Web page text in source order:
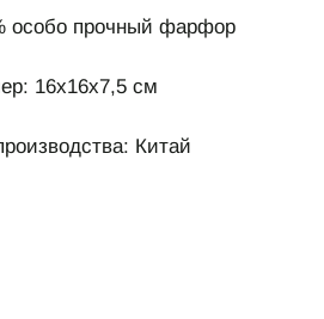
особо прочный фарфор
16х16х7,5 см
Китай